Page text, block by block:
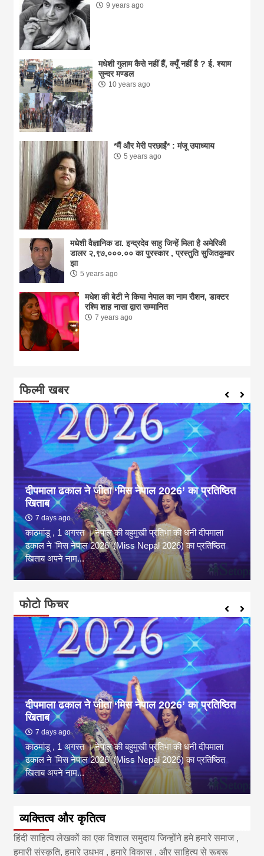
9 years ago
मधेशी गुलाम कैसे नहीं हैं, क्यूँ नहीं है ? ई. श्याम
सुन्दर मण्डल
10 years ago
*मैं और मेरी परछाईं* : मंजू उपाध्याय
5 years ago
मधेशी वैज्ञानिक डा. इन्द्रदेव साहु जिन्हें मिला है अमेरिकी
डालर २,९७,०००.०० का पुरस्कार , प्रस्तुति सुजितकुमार
झा
5 years ago
मधेश की बेटी ने किया नेपाल का नाम राैशन, डाक्टर
रश्मि शाह नासा द्वारा सम्मानित
7 years ago
फिल्मी खबर
दीपमाला ढकाल ने जीता ‘मिस नेपाल 2026’ का प्रतिष्ठित
खिताब
7 days ago
काठमांडू , 1 अगस्त । नेपाल की बहुमुखी प्रतिभा की धनी दीपमाला
ढकाल ने 'मिस नेपाल 2026' (Miss Nepal 2026) का प्रतिष्ठित
खिताब अपने नाम...
फोटो फिचर
दीपमाला ढकाल ने जीता ‘मिस नेपाल 2026’ का प्रतिष्ठित
खिताब
7 days ago
काठमांडू , 1 अगस्त । नेपाल की बहुमुखी प्रतिभा की धनी दीपमाला
ढकाल ने 'मिस नेपाल 2026' (Miss Nepal 2026) का प्रतिष्ठित
खिताब अपने नाम...
व्यक्तित्व और कृतित्व
हिंदी साहित्य लेखकों का एक विशाल समुदाय जिन्होंने हमे हमारे समाज ,
हमारी संस्कृति, हमारे उधभव , हमारे विकास , और साहित्य से रूबरू